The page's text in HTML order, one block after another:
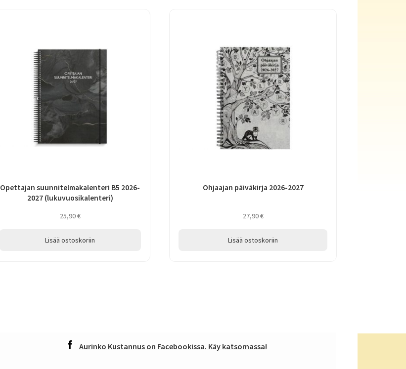
Opettajan suunnitelmakalenteri B5 2026-
2027 (lukuvuosikalenteri)
25,90€
Lisää ostoskoriin
Ohjaajan päiväkirja 2026-2027
27,90€
Lisää ostoskoriin
Aurinko Kustannus on Facebookissa. Käy katsomassa!